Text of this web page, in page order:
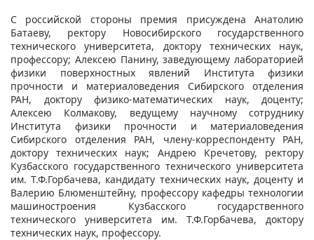
С российской стороны премия присуждена Анатолию
Батаеву, ректору Новосибирского государственного
технического университета, доктору технических наук,
профессору; Алексею Панину, заведующему лабораторией
физики поверхностных явлений Института физики
прочности и материаловедения Сибирского отделения
РАН, доктору физико-математических наук, доценту;
Алексею Колмакову, ведущему научному сотруднику
Института физики прочности и материаловедения
Сибирского отделения РАН, члену-корреспонденту РАН,
доктору технических наук; Андрею Кречетову, ректору
Кузбасского государственного технического университета
им. Т.Ф.Горбачева, кандидату технических наук, доценту и
Валерию Блюменштейну, профессору кафедры технологии
машиностроения Кузбасского государственного
технического университета им. Т.Ф.Горбачева, доктору
технических наук, профессору.